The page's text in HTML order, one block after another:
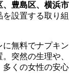
、豊島区、横浜市
設置する取り組
無料でナプキン
突然の生理や、
多くの女性の安心